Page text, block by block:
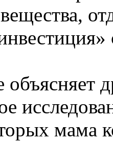
объясняет
мама